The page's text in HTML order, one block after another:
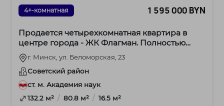
4+-комнатная 1 595 000 BYN
Продается четырехкомнатная квартира в
центре города - ЖК Флагман. Полностью
готова к проживанию!
г. Минск, ул. Беломорская, 23
Советский район
ст. м. Академия наук
132.2 м² / 80.8 м² / 16.5 м²